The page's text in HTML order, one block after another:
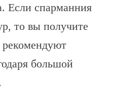
Если спарманния
то вы получите
большой